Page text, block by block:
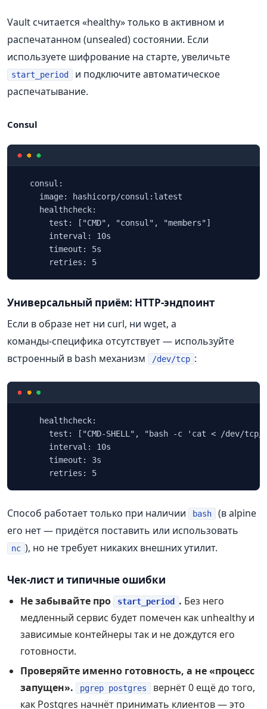
Vault считается «healthy» только в активном и
распечатанном (unsealed) состоянии. Если
используете шифрование на старте, увеличьте
start_period
и подключите автоматическое
распечатывание.
Consul
  consul:
    image: hashicorp/consul:latest
    healthcheck:
      test: ["CMD", "consul", "members"]
      interval: 10s
      timeout: 5s
      retries: 5
Универсальный приём: HTTP‑эндпоинт
Если в образе нет ни curl, ни wget, а
команды‑специфика отсутствует — используйте
встроенный в bash механизм
/dev/tcp :
    healthcheck:
test: ["CMD-SHELL", "bash -c 'cat < /dev/
      interval: 10s
      timeout: 3s
      retries: 5
Способ работает только при наличии bash
(в alpine
его нет — придётся поставить или использовать
nc ), но не требует никаких внешних утилит.
Чек‑лист и типичные ошибки
Не забывайте про start_period . Без него
медленный сервис будет помечен как unhealthy и
зависимые контейнеры так и не дождутся его
готовности.
Проверяйте именно готовность, а не «процесс
запущен».
pgrep postgres
вернёт 0 ещё до того,
как Postgres начнёт принимать клиентов — это